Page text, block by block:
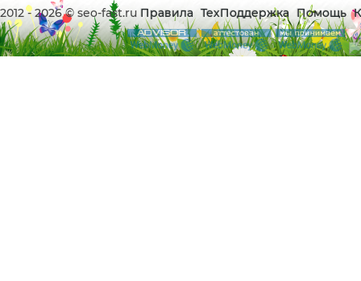
2012 - 2026 © seo-fast.ru Правила ТехПоддержка Помощь